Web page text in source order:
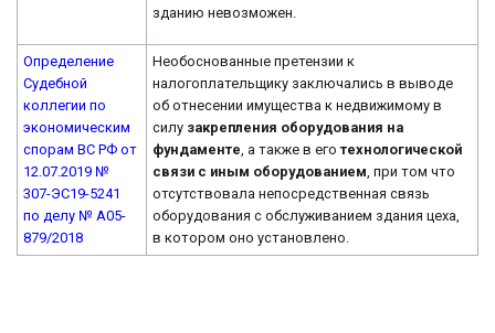
зданию невозможен.
Определение
Судебной
коллегии по
экономическим
спорам ВС РФ от
12.07.2019 №
307-ЭС19-5241
по делу № А05-
879/2018
Необоснованные претензии к
налогоплательщику заключались в выводе
об отнесении имущества к недвижимому в
силу закрепления оборудования на
фундаменте, а также в еготехнологической
связи с иным оборудованием, при том что
отсутствовала непосредственная связь
оборудования с обслуживанием здания цеха,
в котором оно установлено.